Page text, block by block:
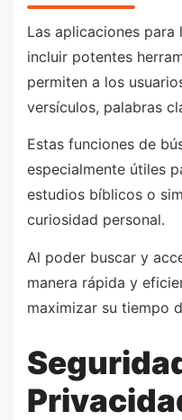
Las aplicaciones para
incluir potentes
permiten a los
versículos, palabras
Estas funciones de
especialmente útiles
estudios bíblicos o
curiosidad personal.
Al poder buscar y
manera rápida y
maximizar su tiempo